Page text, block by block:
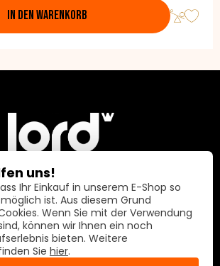
IN DEN WARENKORB
Lord International AG
Prime Center 1
8058 Zürich
uns!
Ihr Einkauf in unserem E-Shop so
ist. Aus diesem Grund
Wenn Sie mit der Verwendung
können wir Ihnen ein noch
bieten. Weitere
Sie hier.